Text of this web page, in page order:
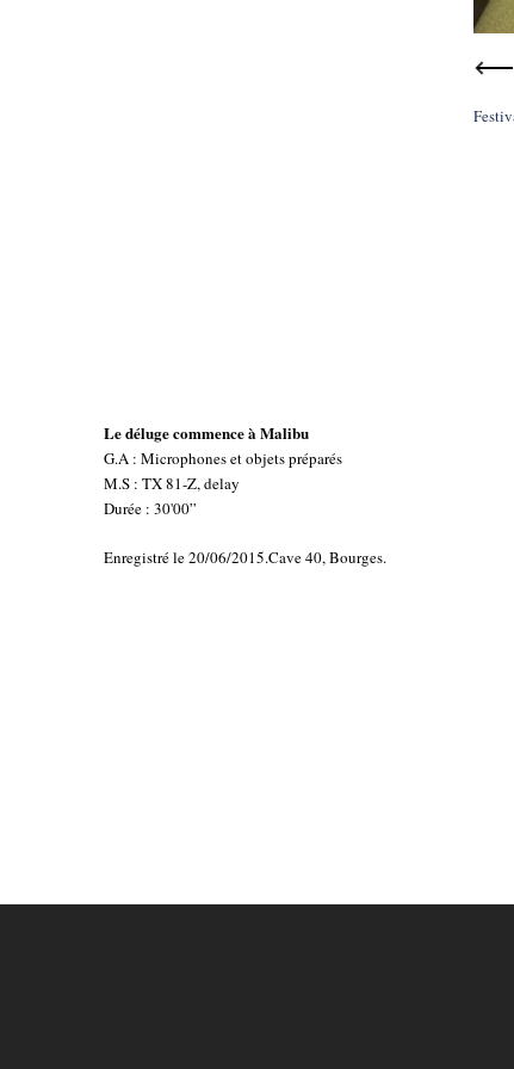
Le déluge commence à Malibu
G.A : Microphones et objets préparés
M.S : TX 81-Z, delay
Durée : 30'00”
Enregistré le 20/06/2015.Cave 40, Bourges.